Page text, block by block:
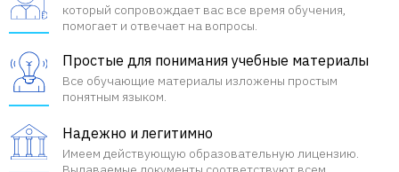
который сопровождает вас все время обучения,
помогает и отвечает на вопросы.
Простые для понимания учебные материалы
Все обучающие материалы изложены простым
понятным языком.
Надежно и легитимно
Имеем действующую образовательную лицензию.